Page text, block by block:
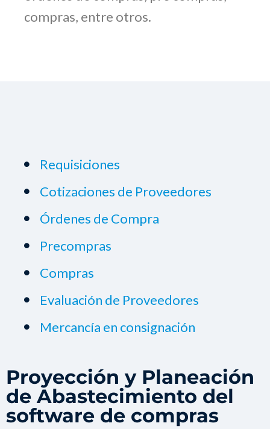
compras, entre otros.
Requisiciones
Cotizaciones de Proveedores
Órdenes de Compra
Precompras
Compras
Evaluación de Proveedores
Mercancía en consignación
Proyección y Planeación
de Abastecimiento del
software de compras